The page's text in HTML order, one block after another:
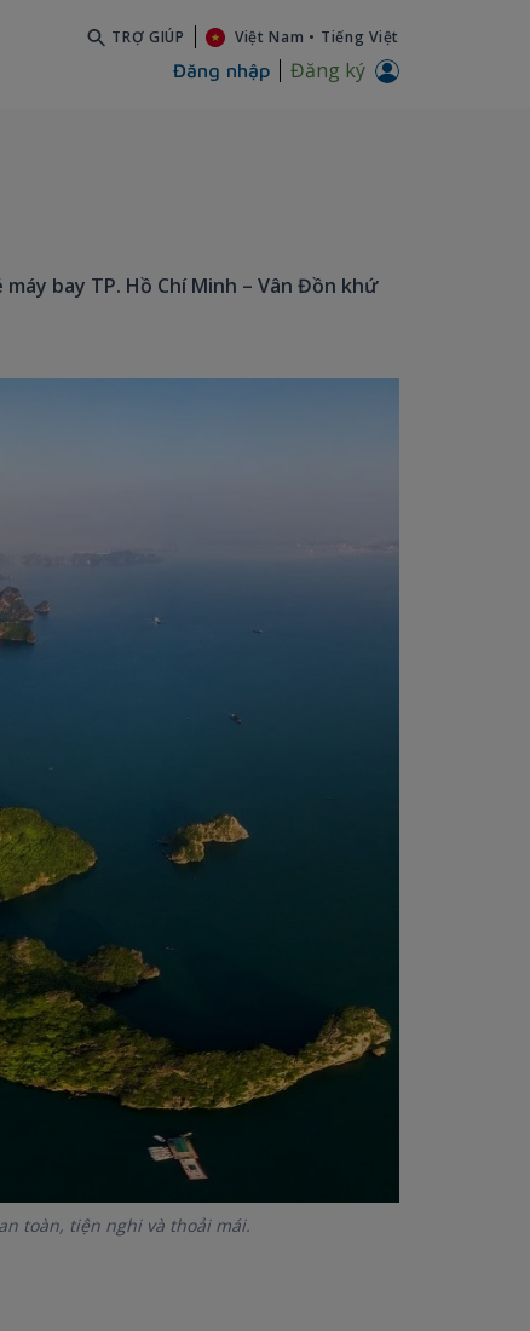
TRỢ GIÚP Việt Nam • Tiếng Việt
Đăng nhập Đăng ký
bay TP. Hồ Chí Minh – Vân Đồn khứ
toàn, tiện nghi và thoải mái.